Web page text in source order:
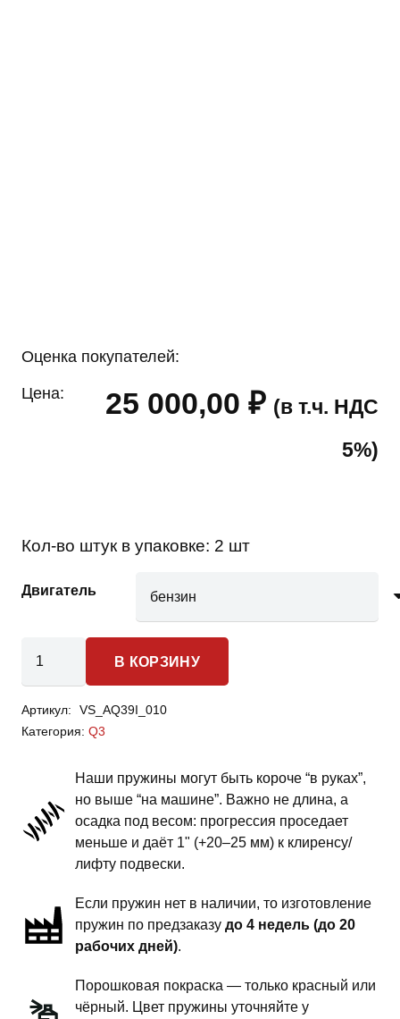
Оценка покупателей:
Цена: 25 000,00 ₽ (в т.ч. НДС
5%)
Кол-во штук в упаковке: 2 шт
Двигатель
товара
Q3
-
передней
подвески
-
комфорт
В КОРЗИНУ
Артикул:
VS_AQ39I_010
Категория: Q3
Наши пружины могут быть короче “в руках”,
но выше “на машине”. Важно не длина, а
осадка под весом: прогрессия проседает
меньше и даёт 1" (+20–25 мм) к клиренсу/
лифту подвески.
Если пружин нет в наличии, то изготовление
пружин по предзаказу до 4 недель (до 20
рабочих дней).
Порошковая покраска — только красный или
чёрный. Цвет пружины уточняйте у